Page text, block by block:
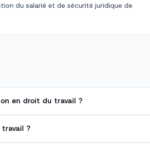
du salarié et de sécurité juridique de
en droit du travail ?
?